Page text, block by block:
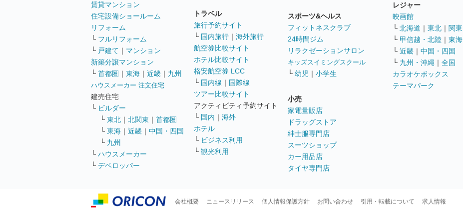
賃貸マンション
住宅設備ショールーム
リフォーム
└ フルリフォーム
└ 戸建て ｜ マンション
新築分譲マンション
└ 首都圏 ｜ 東海 ｜ 近畿 ｜ 九州
ハウスメーカー 注文住宅
建売住宅
└ ビルダー
└ 東北 ｜ 北関東 ｜ 首都圏
└ 東海 ｜ 近畿 ｜ 中国・四国
└ 九州
└ ハウスメーカー
└ デベロッパー
トラベル
旅行予約サイト
└ 国内旅行 ｜ 海外旅行
航空券比較サイト
ホテル比較サイト
格安航空券 LCC
└ 国内線 ｜ 国際線
ツアー比較サイト
アクティビティ予約サイト
└ 国内 ｜ 海外
ホテル
└ ビジネス利用
└ 観光利用
スポーツ&ヘルス
フィットネスクラブ
24時間ジム
リラクゼーションサロン
キッズスイミングスクール
└ 幼児 ｜ 小学生
小売
家電量販店
ドラッグストア
紳士服専門店
スーツショップ
カー用品店
タイヤ専門店
レジャー
映画館
└ 北海道 ｜ 東北 ｜ 関東
└ 甲信越・北陸 ｜ 東海
└ 近畿 ｜ 中国・四国
└ 九州・沖縄 ｜ 全国
カラオケボックス
テーマパーク
会社概要 ニュースリリース 個人情報保護方針 お問い合わせ 引用・転載について 求人情報